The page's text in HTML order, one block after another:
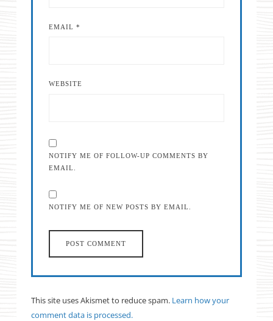
EMAIL *
WEBSITE
NOTIFY ME OF FOLLOW-UP COMMENTS BY
EMAIL.
NOTIFY ME OF NEW POSTS BY EMAIL.
This site uses Akismet to reduce spam. Learn how your
comment data is processed.